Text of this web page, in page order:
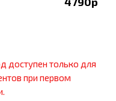
доступен только для
при первом